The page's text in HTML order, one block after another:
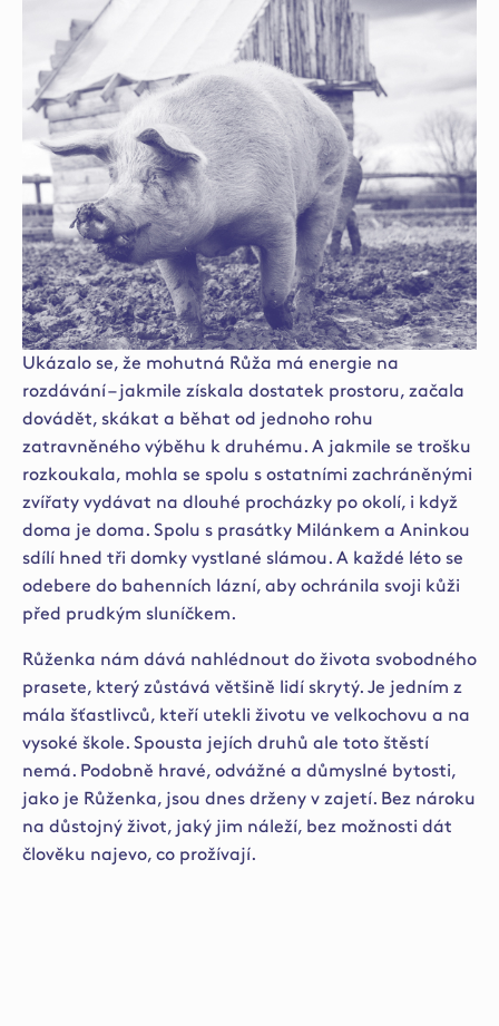
Ukázalo se, že mohutná Růža má energie na
rozdávání – jakmile získala dostatek prostoru, začala
dovádět, skákat a běhat od jednoho rohu
zatravněného výběhu k druhému. A jakmile se trošku
rozkoukala, mohla se spolu s ostatními zachráněnými
zvířaty vydávat na dlouhé procházky po okolí, i když
doma je doma. Spolu s prasátky Milánkem a Aninkou
sdílí hned tři domky vystlané slámou. A každé léto se
odebere do bahenních lázní, aby ochránila svoji kůži
před prudkým sluníčkem.
Růženka nám dává nahlédnout do života svobodného
prasete, který zůstává většině lidí skrytý. Je jedním z
mála šťastlivců, kteří utekli životu ve velkochovu a na
vysoké škole. Spousta jejích druhů ale toto štěstí
nemá. Podobně hravé, odvážné a důmyslné bytosti,
jako je Růženka, jsou dnes drženy v zajetí. Bez nároku
na důstojný život, jaký jim náleží, bez možnosti dát
člověku najevo, co prožívají.